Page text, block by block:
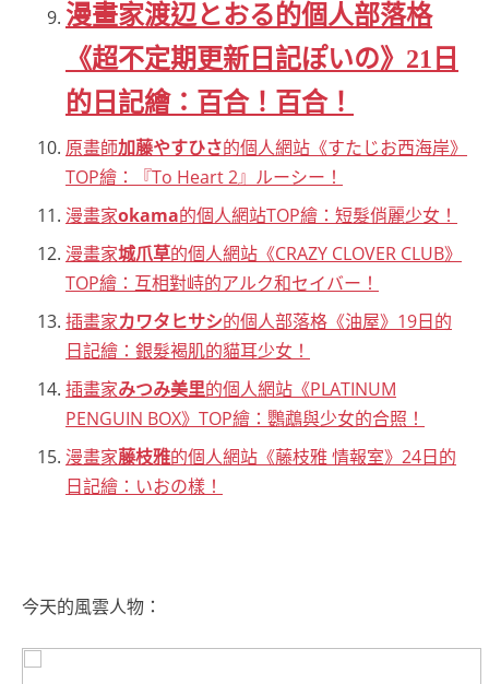
漫畫家渡辺とおる的個人部落格
《超不定期更新日記ぽいの》21日
的日記繪：百合！百合！
原畫師加藤やすひさ的個人網站《すたじお西海岸》
TOP繪：『To Heart 2』ルーシー！
漫畫家okama的個人網站TOP繪：短髮俏麗少女！
漫畫家城爪草的個人網站《CRAZY CLOVER CLUB》
TOP繪：互相對峙的アルク和セイバー！
插畫家カワタヒサシ的個人部落格《油屋》19日的
日記繪：銀髮褐肌的貓耳少女！
插畫家みつみ美里的個人網站《PLATINUM
PENGUIN BOX》TOP繪：鸚鵡與少女的合照！
漫畫家藤枝雅的個人網站《藤枝雅 情報室》24日的
日記繪：いおの樣！
今天的風雲人物：